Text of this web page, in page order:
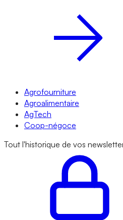
Agrofourniture
Agroalimentaire
AgTech
Coop-négoce
Tout l'historique de vos